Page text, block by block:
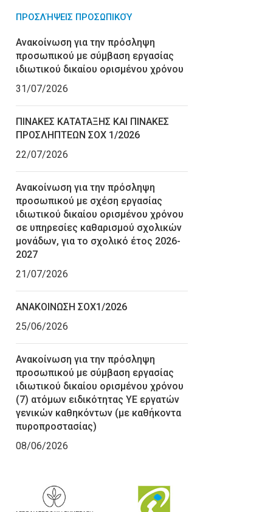
ΠΡΟΣΛΉΨΕΙΣ ΠΡΟΣΩΠΙΚΟΎ
Ανακοίνωση για την πρόσληψη
προσωπικού με σύμβαση εργασίας
ιδιωτικού δικαίου ορισμένου χρόνου
31/07/2026
ΠΙΝΑΚΕΣ ΚΑΤΑΤΑΞΗΣ ΚΑΙ ΠΙΝΑΚΕΣ
ΠΡΟΣΛΗΠΤΕΩΝ ΣΟΧ 1/2026
22/07/2026
Ανακοίνωση για την πρόσληψη
προσωπικού με σχέση εργασίας
ιδιωτικού δικαίου ορισμένου χρόνου
σε υπηρεσίες καθαρισμού σχολικών
μονάδων, για το σχολικό έτος 2026-
2027
21/07/2026
ΑΝΑΚΟΙΝΩΣΗ ΣΟΧ1/2026
25/06/2026
Ανακοίνωση για την πρόσληψη
προσωπικού με σύμβαση εργασίας
ιδιωτικού δικαίου ορισμένου χρόνου
(7) ατόμων ειδικότητας ΥΕ εργατών
γενικών καθηκόντων (με καθήκοντα
πυροπροστασίας)
08/06/2026